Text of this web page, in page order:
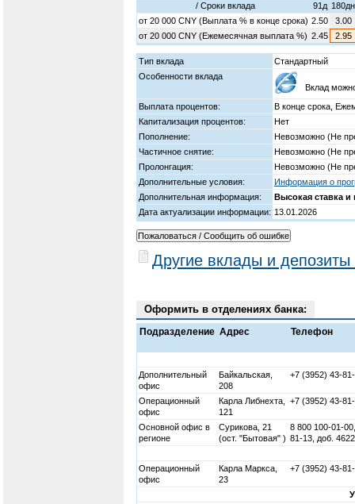
/ Cроки вклада
91д 180дн
от 20 000 CNY (Выплата % в конце срока) 2.50
3.00
от 20 000 CNY (Ежемесячная выплата %) 2.45 2.95
Тип вклада
Стандартный
Особенности вклада
Вклад
Выплата процентов:
В конце срока,
Капитализация процентов:
Нет
Пополнение:
Невозможно (Не
Частичное снятие:
Невозможно (Не
Пролонгация:
Невозможно (Не
Дополнительные условия:
Информация о
Дополнительная информация:
Высокая ставка
Дата актуализации информации: 13.01.2026
Другие вклады и депозиты
Оформить в отделениях банка:
Подразделение Адрес Телефон
Дополнительный
офис
Байкальская,
208
+7 (3952) 43-
Операционный
офис
Карла Либнехта,
121
+7 (3952) 43-
Основной офис в
регионе
Сурикова, 21
(ост. "Бытовая" )
8 800 100-01-
81-13, доб.
Операционный
офис
Карла Маркса,
23
+7 (3952) 43-